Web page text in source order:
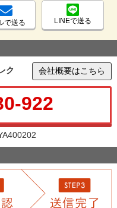
で送る LINEで送る
ク 会社概要はこちら
922